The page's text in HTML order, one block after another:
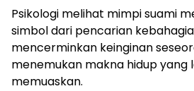
Psikologi melihat mimpi suami
simbol dari pencarian
mencerminkan keinginan
menemukan makna hidup yang
memuaskan.